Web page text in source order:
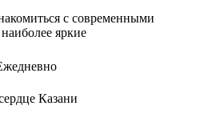
с современными
яркие
Казани